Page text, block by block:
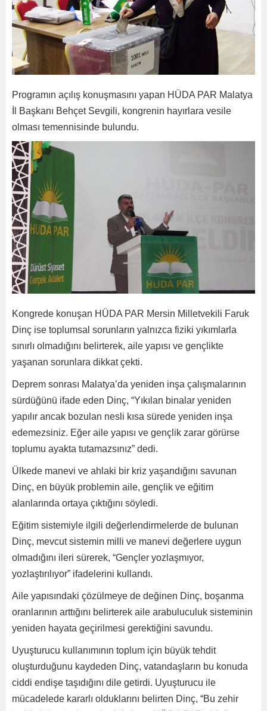
Programın açılış konuşmasını yapan HÜDA PAR Malatya
İl Başkanı Behçet Sevgili, kongrenin hayırlara vesile
olması temennisinde bulundu.
Kongrede konuşan HÜDA PAR Mersin Milletvekili Faruk
Dinç ise toplumsal sorunların yalnızca fiziki yıkımlarla
sınırlı olmadığını belirterek, aile yapısı ve gençlikte
yaşanan sorunlara dikkat çekti.
Deprem sonrası Malatya’da yeniden inşa çalışmalarının
sürdüğünü ifade eden Dinç, “Yıkılan binalar yeniden
yapılır ancak bozulan nesli kısa sürede yeniden inşa
edemezsiniz. Eğer aile yapısı ve gençlik zarar görürse
toplumu ayakta tutamazsınız” dedi.
Ülkede manevi ve ahlaki bir kriz yaşandığını savunan
Dinç, en büyük problemin aile, gençlik ve eğitim
alanlarında ortaya çıktığını söyledi.
Eğitim sistemiyle ilgili değerlendirmelerde de bulunan
Dinç, mevcut sistemin milli ve manevi değerlere uygun
olmadığını ileri sürerek, “Gençler yozlaşmıyor,
yozlaştırılıyor” ifadelerini kullandı.
Aile yapısındaki çözülmeye de değinen Dinç, boşanma
oranlarının arttığını belirterek aile arabuluculuk sisteminin
yeniden hayata geçirilmesi gerektiğini savundu.
Uyuşturucu kullanımının toplum için büyük tehdit
oluşturduğunu kaydeden Dinç, vatandaşların bu konuda
ciddi endişe taşıdığını dile getirdi. Uyuşturucu ile
mücadelede kararlı olduklarını belirten Dinç, “Bu zehir